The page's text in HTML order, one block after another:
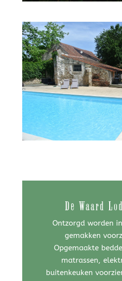
De Waard
Ontzorgd worden
gemakken
Opgemaakte
matrassen,
buitenkeuken